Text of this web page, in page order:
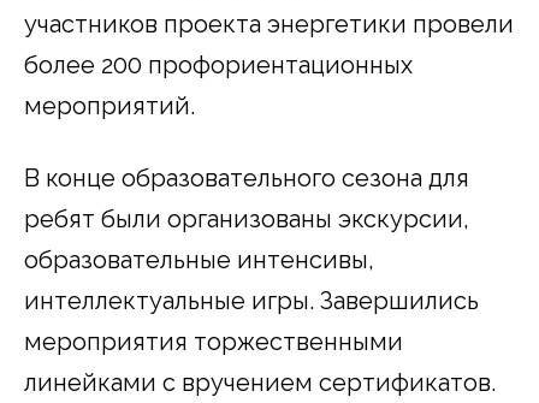
участников проекта энергетики провели
более 200 профориентационных
мероприятий.
В конце образовательного сезона для
ребят были организованы экскурсии,
образовательные интенсивы,
интеллектуальные игры. Завершились
мероприятия торжественными
линейками с вручением сертификатов.